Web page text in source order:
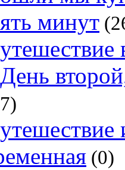
минут
(0)